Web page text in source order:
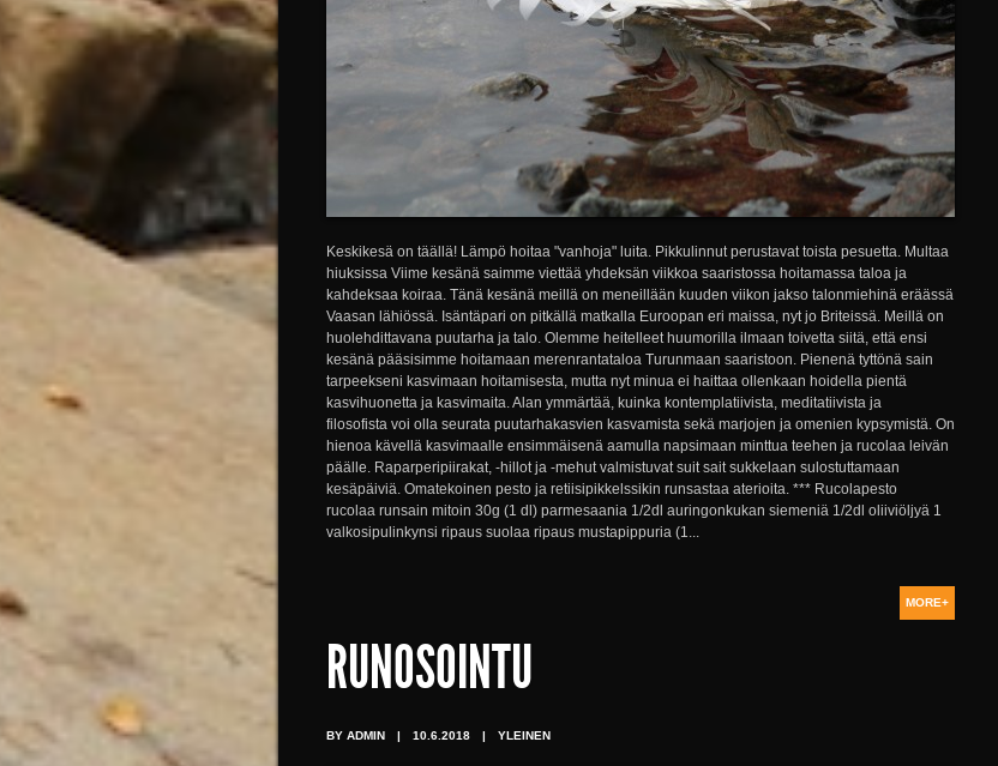
Keskikesä on täällä! Lämpö hoitaa "vanhoja" luita. Pikkulinnut perustavat toista pesuetta. Multaa
hiuksissa Viime kesänä saimme viettää yhdeksän viikkoa saaristossa hoitamassa taloa ja
kahdeksaa koiraa. Tänä kesänä meillä on meneillään kuuden viikon jakso talonmiehinä eräässä
Vaasan lähiössä. Isäntäpari on pitkällä matkalla Euroopan eri maissa, nyt jo Briteissä. Meillä on
huolehdittavana puutarha ja talo. Olemme heitelleet huumorilla ilmaan toivetta siitä, että ensi
kesänä pääsisimme hoitamaan merenrantataloa Turunmaan saaristoon. Pienenä tyttönä sain
tarpeekseni kasvimaan hoitamisesta, mutta nyt minua ei haittaa ollenkaan hoidella pientä
kasvihuonetta ja kasvimaita. Alan ymmärtää, kuinka kontemplatiivista, meditatiivista ja
filosofista voi olla seurata puutarhakasvien kasvamista sekä marjojen ja omenien kypsymistä. On
hienoa kävellä kasvimaalle ensimmäisenä aamulla napsimaan minttua teehen ja rucolaa leivän
päälle. Raparperipiirakat, -hillot ja -mehut valmistuvat suit sait sukkelaan sulostuttamaan
kesäpäiviä. Omatekoinen pesto ja retiisipikkelssikin runsastaa aterioita. *** Rucolapesto
rucolaa runsain mitoin 30g (1 dl) parmesaania 1/2dl auringonkukan siemeniä 1/2dl oliiviöljyä 1
valkosipulinkynsi ripaus suolaa ripaus mustapippuria (1...
MORE+
RUNOSOINTU
BY ADMIN | 10.6.2018 | YLEINEN